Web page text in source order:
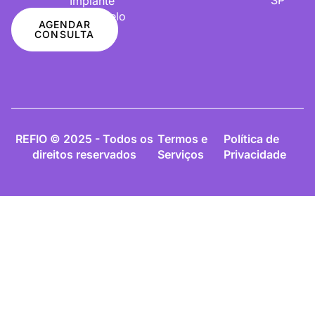
AGENDAR
CONSULTA
De Cabelo
REFIO © 2025 - Todos os
direitos reservados
Termos e
Serviços
Política de
Privacidade